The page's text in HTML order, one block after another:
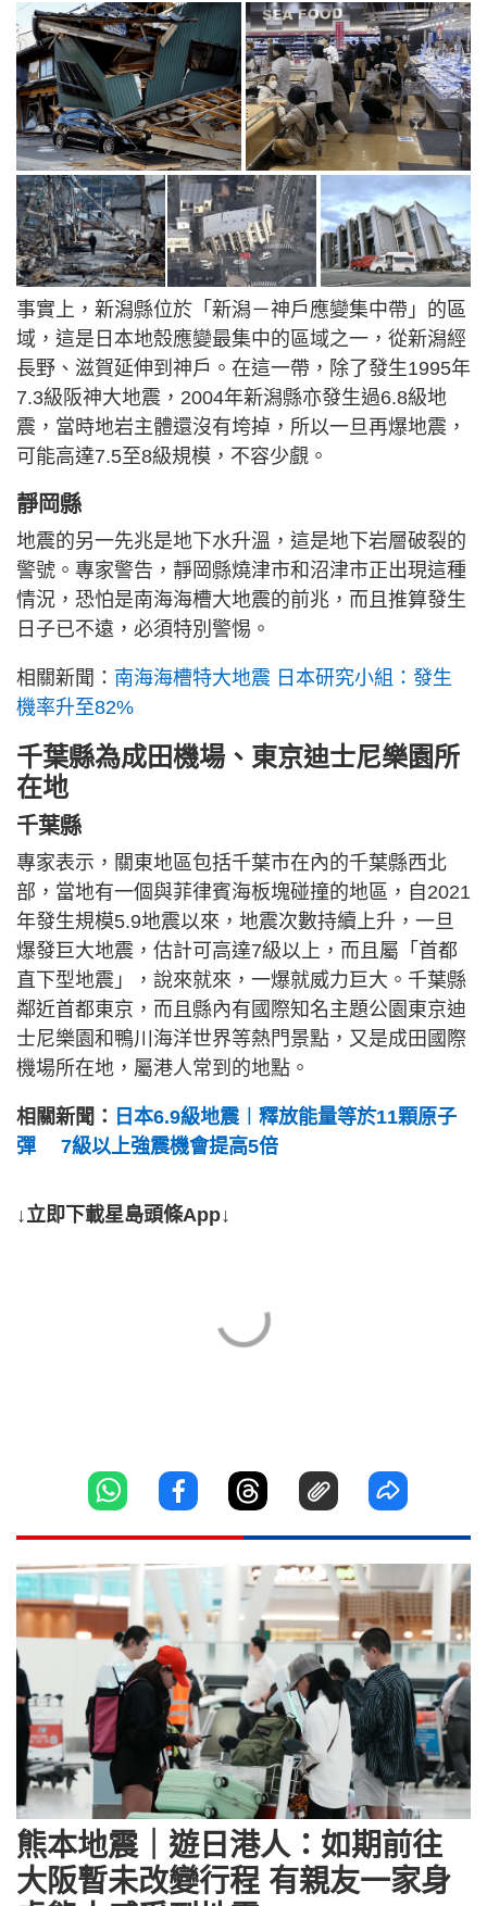
事實上，新潟縣位於「新潟－神戶應變集中帶」的區
域，這是日本地殼應變最集中的區域之一，從新潟經
長野、滋賀延伸到神戶。在這一帶，除了發生1995年
7.3級阪神大地震，2004年新潟縣亦發生過6.8級地
震，當時地岩主體還沒有垮掉，所以一旦再爆地震，
可能高達7.5至8級規模，不容少覻。
靜岡縣
地震的另一先兆是地下水升溫，這是地下岩層破裂的
警號。專家警告，靜岡縣燒津市和沼津市正出現這種
情況，恐怕是南海海槽大地震的前兆，而且推算發生
日子已不遠，必須特別警惕。
相關新聞： 南海海槽特大地震 日本研究小組：發生
機率升至82%
千葉縣為成田機場、東京迪士尼樂園所
在地
千葉縣
專家表示，關東地區包括千葉市在內的千葉縣西北
部，當地有一個與菲律賓海板塊碰撞的地區，自2021
年發生規模5.9地震以來，地震次數持續上升，一旦
爆發巨大地震，估計可高達7級以上，而且屬「首都
直下型地震」，說來就來，一爆就威力巨大。千葉縣
鄰近首都東京，而且縣內有國際知名主題公園東京迪
士尼樂園和鴨川海洋世界等熱門景點，又是成田國際
機場所在地，屬港人常到的地點。
相關新聞： 日本6.9級地震︱釋放能量等於11顆原子
彈 7級以上強震機會提高5倍
↓立即下載星島頭條App↓
熊本地震｜遊日港人：如期前往
大阪暫未改變行程 有親友一家身